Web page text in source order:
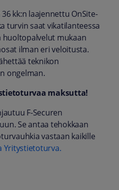
kk:n laajennettu OnSite-
turvin saat vikatilanteessa
huoltopalvelut mukaan
ilman eri veloitusta.
teknikon
ongelman.
maksutta!
F-Securen
Se antaa tehokkaan
vastaan kaikille
Yritystietoturva.